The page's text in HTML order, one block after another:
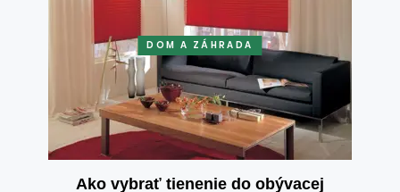
DOM A ZÁHRADA
Ako vybrať tienenie do obývacej